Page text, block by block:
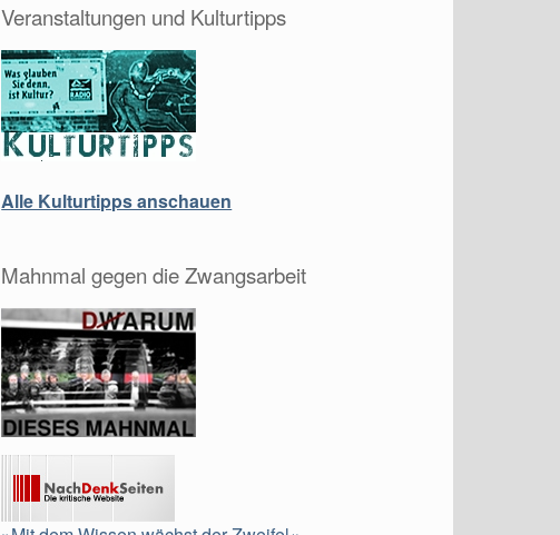
Veranstaltungen und Kulturtipps
Alle Kulturtipps anschauen
Mahnmal gegen die Zwangsarbeit